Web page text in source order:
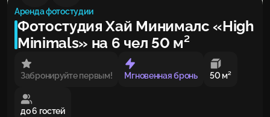
Аренда фотостудии
Фотостудия Хай Минималс «High
Minimals» на 6 чел 50 м²
Забронируйте первым! Мгновенная бронь 50 м²
до 6 гостей